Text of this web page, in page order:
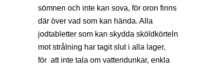
sömnen och inte kan sova, för oron finns
där över vad som kan hända. Alla
jodtabletter som kan skydda sköldkörteln
mot strålning har tagit slut i alla lager,
för att inte tala om vattendunkar, enkla